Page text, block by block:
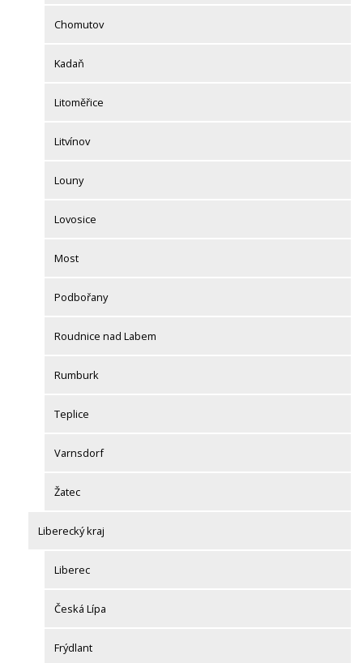
Chomutov
Kadaň
Litoměřice
Litvínov
Louny
Lovosice
Most
Podbořany
Roudnice nad Labem
Rumburk
Teplice
Varnsdorf
Žatec
Liberecký kraj
Liberec
Česká Lípa
Frýdlant